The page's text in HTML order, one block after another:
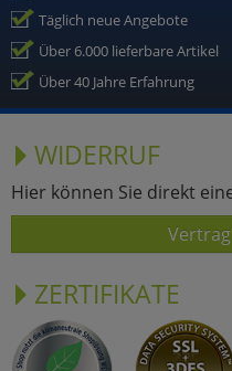
Täglich neue Angebote
Über 6.000 lieferbare Artikel
Über 40 Jahre Erfahrung
WIDERRUF
Hier können Sie direkt
ZERTIFIKATE